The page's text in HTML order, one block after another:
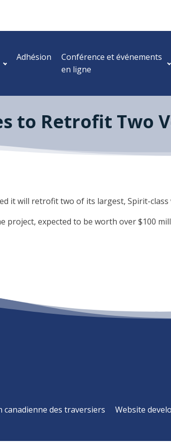
Adhésion
Conférence et événements
en ligne
to Retrofit Two
it will retrofit two of its largest, Spirit-
project, expected to be worth over $100
canadienne des traversiers Website